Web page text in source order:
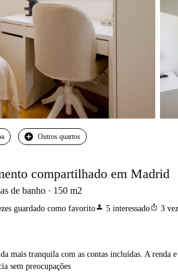
Outros quartos
compartilhado em Madrid
de banho 150 m2
guardado como favoritoperson 5 interessadoios_share 3
mais tranquila com as contas incluídas. A renda
sem preocupações